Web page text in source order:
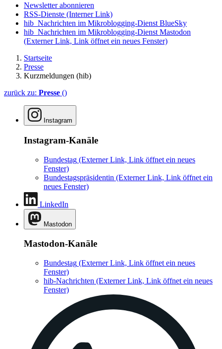
Newsletter abonnieren
RSS-Dienste (Interner Link)
hib_Nachrichten im Mikroblogging-Dienst BlueSky
hib_Nachrichten im Mikroblogging-Dienst Mastodon
(Externer Link, Link öffnet ein neues Fenster)
Startseite
Presse
Kurzmeldungen (hib)
zurück zu: Presse ()
Instagram
Instagram-Kanäle
Bundestag (Externer Link, Link öffnet ein neues
Fenster)
Bundestagspräsidentin (Externer Link, Link öffnet ein
neues Fenster)
LinkedIn
Mastodon
Mastodon-Kanäle
Bundestag (Externer Link, Link öffnet ein neues
Fenster)
hib-Nachrichten (Externer Link, Link öffnet ein neues
Fenster)